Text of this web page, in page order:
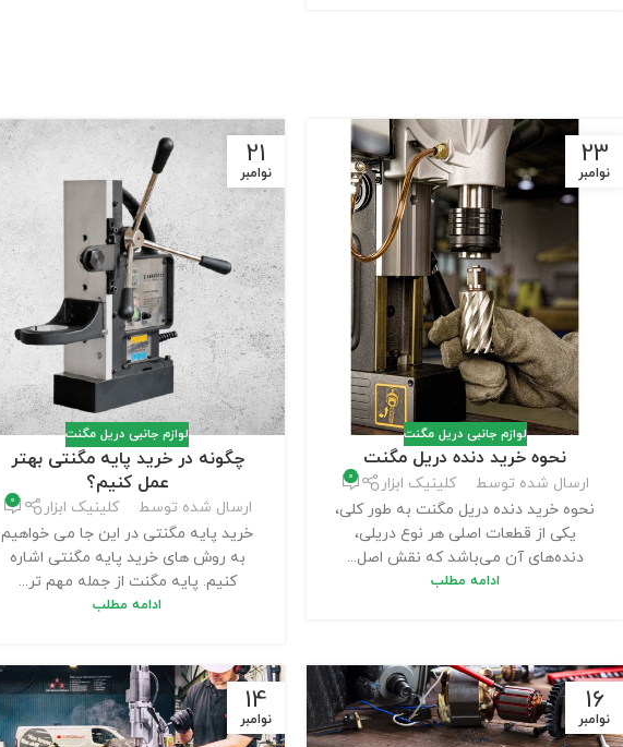
23
نوامبر
لوازم جانبی دریل مگنت
نحوه خرید دنده دریل مگنت
ارسال شده توسط کلینیک ابزار 0
نحوه خرید دنده دریل مگنت به طور کلی،
یکی از قطعات اصلی هر نوع دریلی،
دنده‌های آن می‌باشد که نقش اصل...
ادامه مطلب
21
نوامبر
لوازم جانبی دریل مگنت
چگونه در خرید پایه مگنتی بهتر
عمل کنیم؟
ارسال شده توسط کلینیک ابزار 0
خرید پایه مگنتی در این جا می خواهیم
به روش های خرید پایه مگنتی اشاره
کنیم. پایه مگنت از جمله مهم تر...
ادامه مطلب
16
نوامبر
14
نوامبر